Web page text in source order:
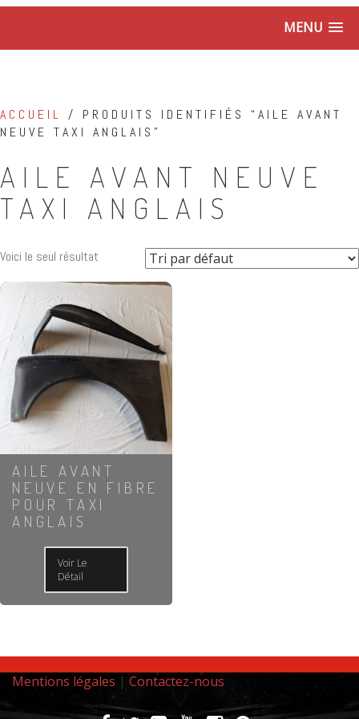
MENU
ACCUEIL / PRODUITS IDENTIFIÉS “AILE AVANT
NEUVE TAXI ANGLAIS”
AILE AVANT NEUVE
TAXI ANGLAIS
Voici le seul résultat
AILE AVANT
NEUVE EN FIBRE
POUR TAXI
ANGLAIS
Voir Le
Détail
Mentions légales | Contactez-nous